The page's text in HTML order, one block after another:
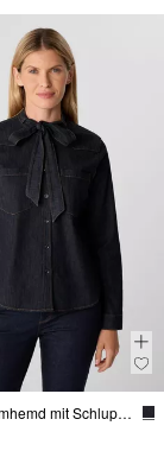
Weiches Denimhemd mit Schluppe